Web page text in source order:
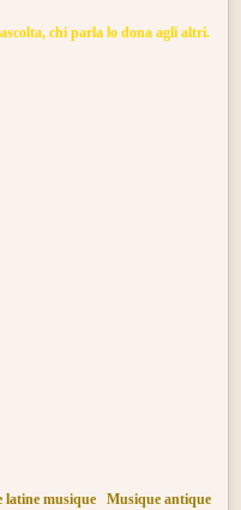
chi parla lo dona agli altri.
latine musique
Musique antique